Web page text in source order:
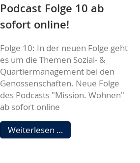
Podcast Folge 10 ab
sofort online!
Folge 10: In der neuen Folge geht
es um die Themen Sozial- &
Quartiermanagement bei den
Genossenschaften. Neue Folge
des Podcasts "Mission. Wohnen"
ab sofort online
Weiterlesen … Podcast
Folge